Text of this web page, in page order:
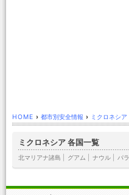
HOME › 都市別安全情報 › ミクロネシア
ミクロネシア 各国一覧
北マリアナ諸島 グアム ナウル パ